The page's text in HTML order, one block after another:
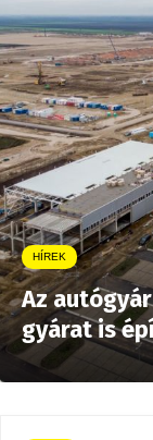
HÍREK
Az
gyárat is